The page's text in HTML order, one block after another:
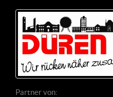
Partner von: